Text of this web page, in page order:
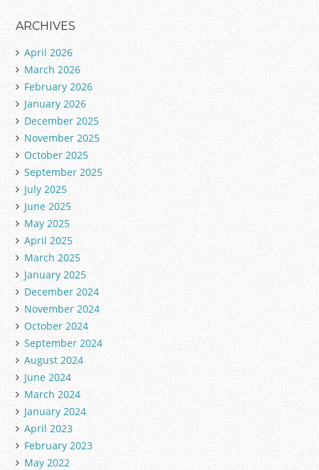
t
e
o
r
i
e
s
ARCHIVES
April 2026
March 2026
February 2026
January 2026
December 2025
November 2025
October 2025
September 2025
July 2025
June 2025
May 2025
April 2025
March 2025
January 2025
December 2024
November 2024
October 2024
September 2024
August 2024
June 2024
March 2024
January 2024
April 2023
February 2023
May 2022